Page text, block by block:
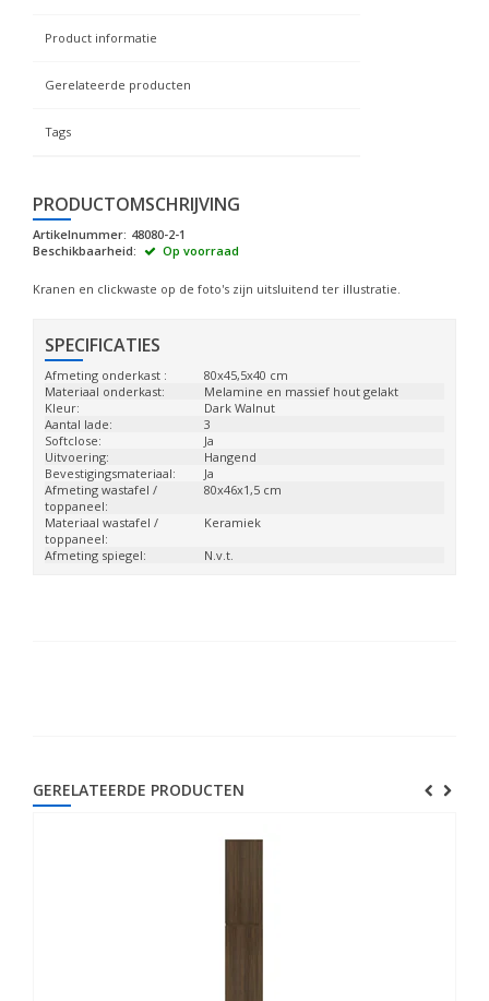
Product informatie
Gerelateerde producten
Tags
PRODUCTOMSCHRIJVING
Artikelnummer: 48080-2-1
Beschikbaarheid:
Op voorraad
Kranen en clickwaste op de foto's zijn uitsluitend ter illustratie.
SPECIFICATIES
Afmeting onderkast :
80x45,5x40 cm
Materiaal onderkast:
Melamine en massief hout gelakt
Kleur:
Dark Walnut
Aantal lade:
3
Softclose:
Ja
Uitvoering:
Hangend
Bevestigingsmateriaal:
Ja
Afmeting wastafel /
toppaneel:
80x46x1,5 cm
Materiaal wastafel /
toppaneel:
Keramiek
Afmeting spiegel:
N.v.t.
GERELATEERDE PRODUCTEN